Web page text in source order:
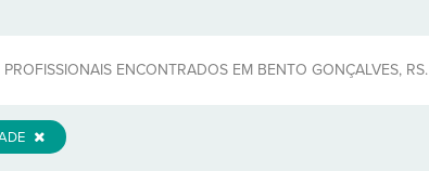
PROFISSIONAIS ENCONTRADOS EM BENTO GONÇALVES, RS.